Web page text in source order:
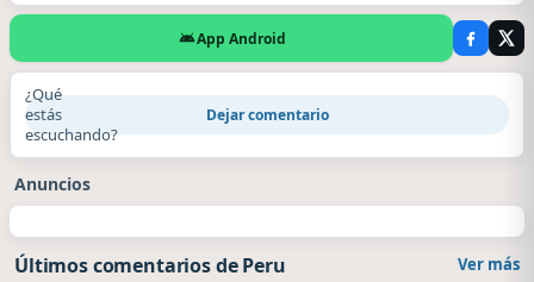
App Android
¿Qué
estás
escuchando?
Dejar comentario
Anuncios
Últimos comentarios de Peru Ver más